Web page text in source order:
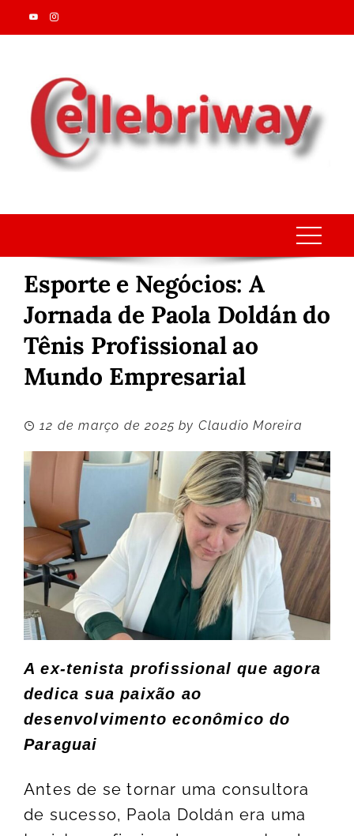
Skip
to
Esporte e Negócios: A
Jornada de Paola Doldán do
Tênis Profissional ao
Mundo Empresarial
12 de março de 2025 by Claudio Moreira
A ex-tenista profissional que agora
dedica sua paixão ao
desenvolvimento econômico do
Paraguai
Antes de se tornar uma consultora
de sucesso, Paola Doldán era uma